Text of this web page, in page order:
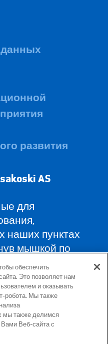
развития
koski AS
для
наших пунктах
мышкой по
уездах и
12, 13816 Tallinn
обеспечить
Это позволяет нам
и оказывать
робота. Мы также
мы также делимся
Веб-сайта с